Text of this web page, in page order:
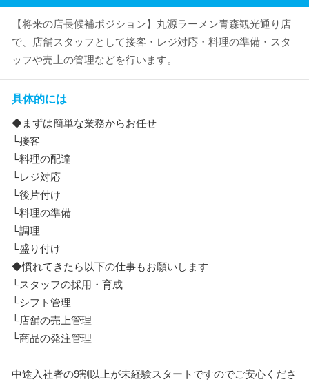
【将来の店長候補ポジション】丸源ラーメン青森観光通り店
で、店舗スタッフとして接客・レジ対応・料理の準備・スタ
ッフや売上の管理などを行います。
具体的には
◆まずは簡単な業務からお任せ
└接客
└料理の配達
└レジ対応
└後片付け
└料理の準備
└調理
└盛り付け
◆慣れてきたら以下の仕事もお願いします
└スタッフの採用・育成
└シフト管理
└店舗の売上管理
└商品の発注管理
中途入社者の9割以上が未経験スタートですのでご安心くださ